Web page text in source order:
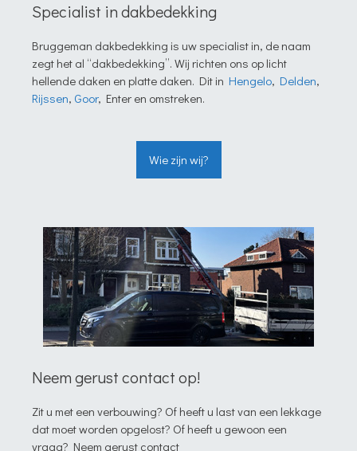
Specialist in dakbedekking
Bruggeman dakbedekking is uw specialist in, de naam
zegt het al “dakbedekking”. Wij richten ons op licht
hellende daken en platte daken. Dit in Hengelo, Delden,
Rijssen, Goor, Enter en omstreken.
Wie zijn wij?
Neem gerust contact op!
Zit u met een verbouwing? Of heeft u last van een lekkage
dat moet worden opgelost? Of heeft u gewoon een
vraag? Neem gerust contact